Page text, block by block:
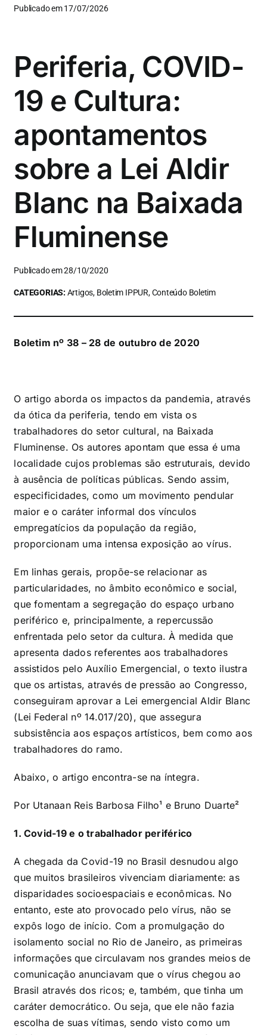
Publicado em 17/07/2026
Periferia, COVID-
19 e Cultura:
apontamentos
sobre a Lei Aldir
Blanc na Baixada
Fluminense
Publicado em 28/10/2020
CATEGORIAS:Artigos, Boletim IPPUR, Conteúdo Boletim
Boletim nº 38 – 28 de outubro de 2020
O artigo aborda os impactos da pandemia, através
da ótica da periferia, tendo em vista os
trabalhadores do setor cultural, na Baixada
Fluminense. Os autores apontam que essa é uma
localidade cujos problemas são estruturais, devido
à ausência de políticas públicas. Sendo assim,
especificidades, como um movimento pendular
maior e o caráter informal dos vínculos
empregatícios da população da região,
proporcionam uma intensa exposição ao vírus.
Em linhas gerais, propõe-se relacionar as
particularidades, no âmbito econômico e social,
que fomentam a segregação do espaço urbano
periférico e, principalmente, a repercussão
enfrentada pelo setor da cultura. À medida que
apresenta dados referentes aos trabalhadores
assistidos pelo Auxílio Emergencial, o texto ilustra
que os artistas, através de pressão ao Congresso,
conseguiram aprovar a Lei emergencial Aldir Blanc
(Lei Federal nº 14.017/20), que assegura
subsistência aos espaços artísticos, bem como aos
trabalhadores do ramo.
Abaixo, o artigo encontra-se na íntegra.
Por Utanaan Reis Barbosa Filho¹ e Bruno Duarte²
1. Covid-19 e o trabalhador periférico
A chegada da Covid-19 no Brasil desnudou algo
que muitos brasileiros vivenciam diariamente: as
disparidades socioespaciais e econômicas. No
entanto, este ato provocado pelo vírus, não se
expôs logo de início. Com a promulgação do
isolamento social no Rio de Janeiro, as primeiras
informações que circulavam nos grandes meios de
comunicação anunciavam que o vírus chegou ao
Brasil através dos ricos; e, também, que tinha um
caráter democrático. Ou seja, que ele não fazia
escolha de suas vítimas, sendo visto como um